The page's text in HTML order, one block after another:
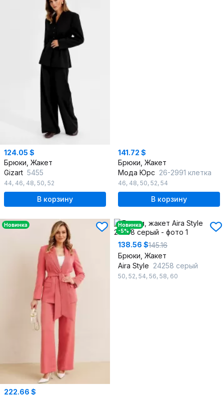
124.05 $
Брюки, Жакет
Gizart 5455
44, 46, 48, 50, 52
В корзину
141.72 $
Брюки, Жакет
Мода Юрс 26-2991 клетка
46, 48, 50, 52, 54
В корзину
Новинка
222.66 $
Новинка
-5%
138.56 $145.16
Брюки, Жакет
Aira Style 24258 серый
50, 52, 54, 56, 58, 60